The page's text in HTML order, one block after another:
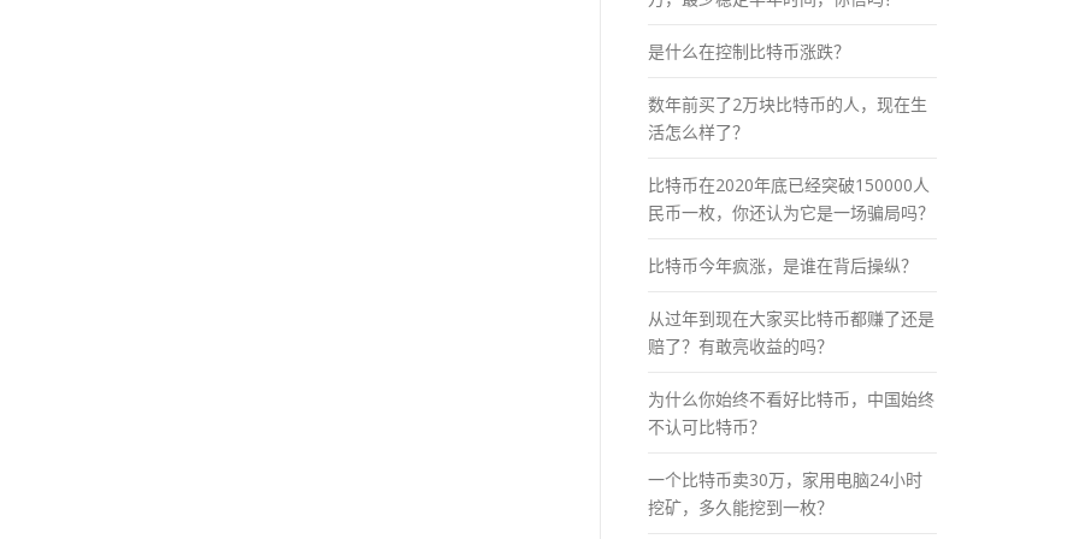
是什么在控制比特币涨跌？
数年前买了2万块比特币的人，现在生
活怎么样了？
比特币在2020年底已经突破150000人
民币一枚，你还认为它是一场骗局吗？
比特币今年疯涨，是谁在背后操纵？
从过年到现在大家买比特币都赚了还是
赔了？有敢亮收益的吗？
为什么你始终不看好比特币，中国始终
不认可比特币？
一个比特币卖30万，家用电脑24小时
挖矿，多久能挖到一枚？